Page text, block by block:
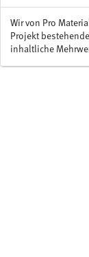
Wir von Pro
Projekt
inhaltliche